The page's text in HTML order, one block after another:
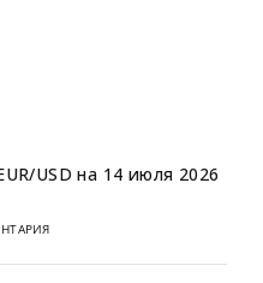
USD на 14 июля 2026